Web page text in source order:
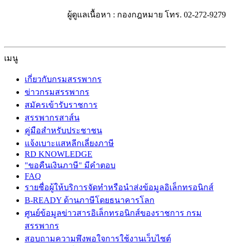
ผู้ดูแลเนื้อหา : กองกฎหมาย โทร. 02-272-9279
เมนู
เกี่ยวกับกรมสรรพากร
ข่าวกรมสรรพากร
สมัครเข้ารับราชการ
สรรพากรสาส์น
คู่มือสำหรับประชาชน
แจ้งเบาะแสหลีกเลี่ยงภาษี
RD KNOWLEDGE
"ขอคืนเงินภาษี" มีคำตอบ
FAQ
รายชื่อผู้ให้บริการจัดทำหรือนำส่งข้อมูลอิเล็กทรอนิกส์
B-READY ด้านภาษีโดยธนาคารโลก
ศูนย์ข้อมูลข่าวสารอิเล็กทรอนิกส์ของราชการ กรม
สรรพากร
สอบถามความพึงพอใจการใช้งานเว็บไซต์